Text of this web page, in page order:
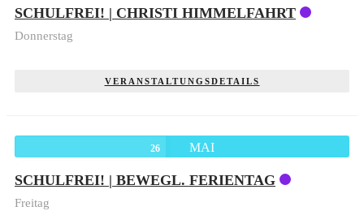
SCHULFREI! | CHRISTI HIMMELFAHRT
Donnerstag
VERANSTALTUNGSDETAILS
26 MAI
SCHULFREI! | BEWEGL. FERIENTAG
Freitag